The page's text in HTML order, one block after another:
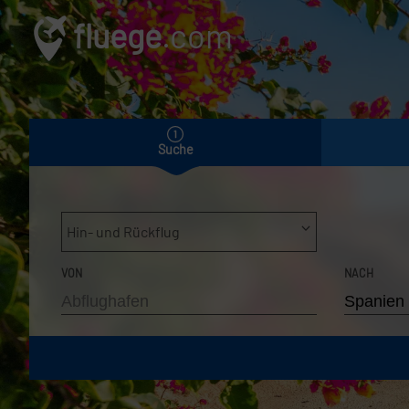
fluege.com
Suche
Hin- und Rückflug
VON NACH